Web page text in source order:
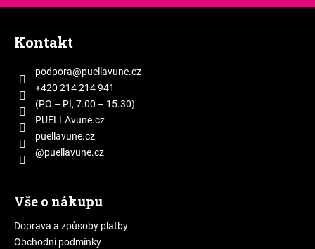
Kontakt
podpora@puellavune.cz
+420 214 214 941
(PO – PI, 7.00 – 15.30)
PUELLAvune.cz
puellavune.cz
@puellavune.cz
Vše o nákupu
Doprava a způsoby platby
Obchodní podmínky